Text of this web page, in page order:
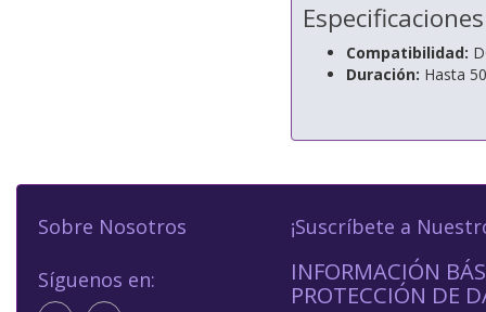
Especificaciones
Compatibilidad:
Duración: Hasta
Sobre Nosotros
Síguenos en:
¡Suscríbete a
INFORMACIÓN
PROTECCIÓN DE